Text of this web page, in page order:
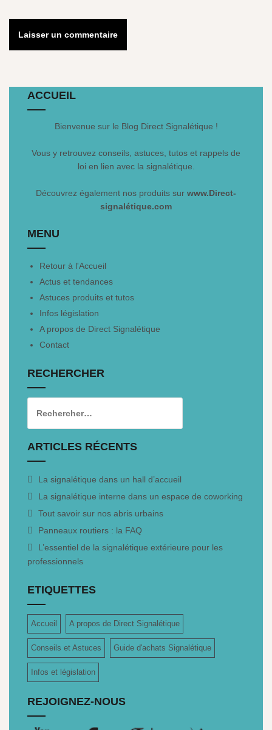
ACCUEIL
Bienvenue sur le Blog Direct Signalétique !
Vous y retrouvez conseils, astuces, tutos et rappels de
loi en lien avec la signalétique.
Découvrez également nos produits sur www.Direct-
signalétique.com
MENU
Retour à l'Accueil
Actus et tendances
Astuces produits et tutos
Infos législation
A propos de Direct Signalétique
Contact
RECHERCHER
ARTICLES RÉCENTS
La signalétique dans un hall d’accueil
La signalétique interne dans un espace de coworking
Tout savoir sur nos abris urbains
Panneaux routiers : la FAQ
L’essentiel de la signalétique extérieure pour les
professionnels
ETIQUETTES
Accueil A propos de Direct Signalétique
Conseils et Astuces Guide d'achats Signalétique
Infos et législation
REJOIGNEZ-NOUS